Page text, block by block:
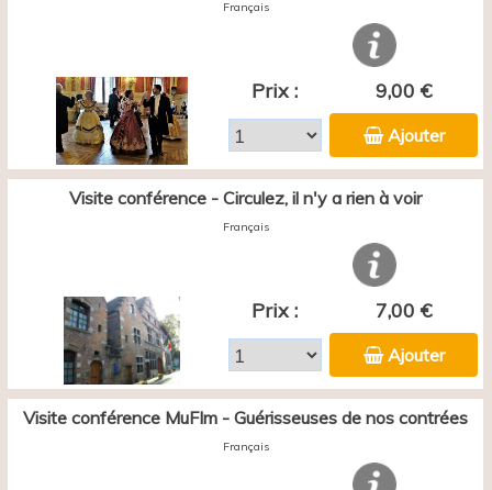
Français
Prix : 9,00 €
Ajouter
Visite conférence - Circulez, il n'y a rien à voir
Français
Prix : 7,00 €
Ajouter
Visite conférence MuFIm - Guérisseuses de nos contrées
Français